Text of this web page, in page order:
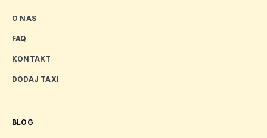
O NAS
FAQ
KONTAKT
DODAJ TAXI
BLOG